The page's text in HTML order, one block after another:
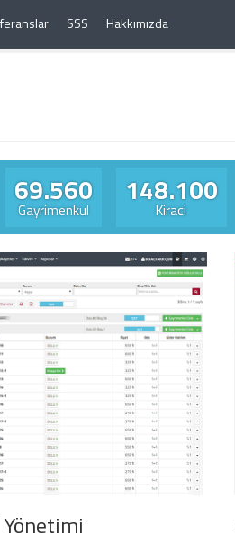
SSS Hakkımızda
69.560
Gayrimenkul
148.100
Kiraci